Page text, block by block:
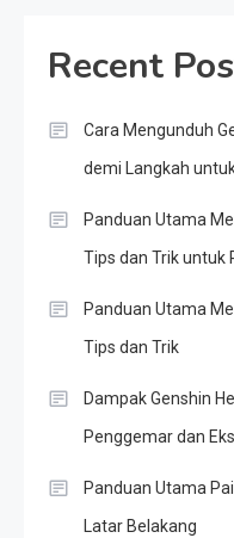
Recent
Cara Mengunduh
demi Langkah
Panduan Utama
Tips dan Trik untuk
Panduan Utama
Tips dan Trik
Dampak Genshin
Penggemar dan
Panduan Utama
Latar Belakang